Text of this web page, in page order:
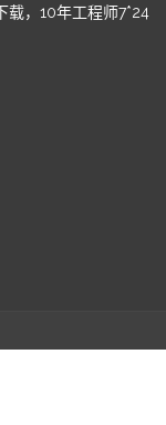
载，10年工程师7*24
ICP备2022009011|